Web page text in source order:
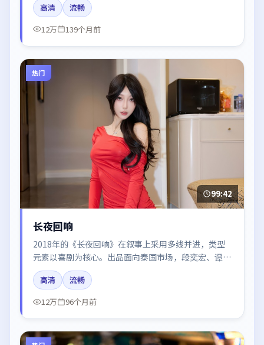
绪曲线。
高清
流畅
12万
139个月前
热门
99:42
长夜回响
2018年的《长夜回响》在叙事上采用多线并进，类型
元素以喜剧为核心。出品面向泰国市场，段奕宏、谭
卓、杨幂、咏梅、张译所饰角色推动关键反转，结尾留
白引发讨论。
高清
流畅
12万
96个月前